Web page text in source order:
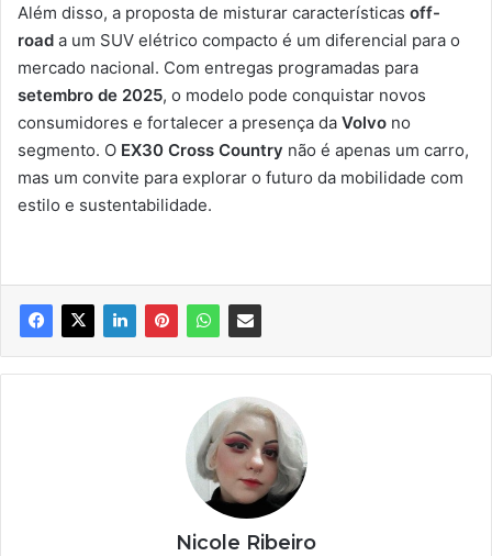
Além disso, a proposta de misturar características off-
road a um SUV elétrico compacto é um diferencial para o
mercado nacional. Com entregas programadas para
setembro de 2025, o modelo pode conquistar novos
consumidores e fortalecer a presença da Volvo no
segmento. O EX30 Cross Country não é apenas um carro,
mas um convite para explorar o futuro da mobilidade com
estilo e sustentabilidade.
Nicole Ribeiro